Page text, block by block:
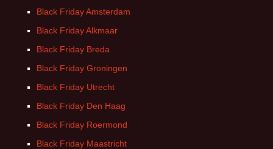
Black Friday Amsterdam
Black Friday Alkmaar
Black Friday Breda
Black Friday Groningen
Black Friday Utrecht
Black Friday Den Haag
Black Friday Roermond
Black Friday Maastricht